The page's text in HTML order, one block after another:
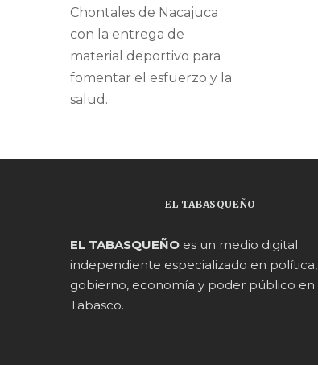
Chontales de Nacajuca
con la entrega de
material deportivo para
fomentar el esfuerzo y la
salud.
EL TABASQUEÑO
EL TABASQUEÑO es un medio digital
independiente especializado en política,
gobierno, economía y poder público en
Tabasco.